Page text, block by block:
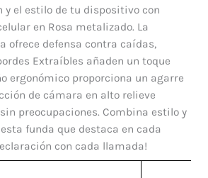
y el estilo de tu dispositivo con
en Rosa metalizado. La
ofrece defensa contra caídas,
Extraíbles añaden un toque
ergonómico proporciona un agarre
de cámara en alto relieve
preocupaciones. Combina estilo y
funda que destaca en cada
con cada llamada!